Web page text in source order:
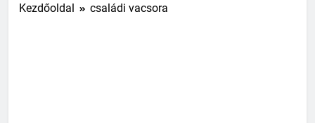
Kezdőoldal családi vacsora